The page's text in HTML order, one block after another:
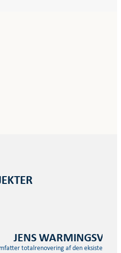
JENS WARMINGSVEJ
totalrenovering af den eksisterende